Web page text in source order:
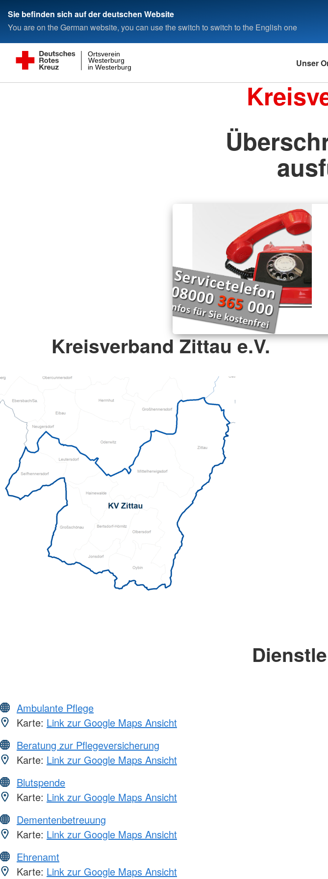
Sie befinden sich auf der deutschen Website
You are on the German website, you can use the switch to switch to the English one
in Westerburg
Westerburg
Ortsverein
Unser
Kreisverband Zittau e.V.
Ambulante Pflege
Karte: Link zur Google Maps Ansicht
Beratung zur Pflegeversicherung
Karte: Link zur Google Maps Ansicht
Blutspende
Karte: Link zur Google Maps Ansicht
Dementenbetreuung
Karte: Link zur Google Maps Ansicht
Ehrenamt
Karte: Link zur Google Maps Ansicht